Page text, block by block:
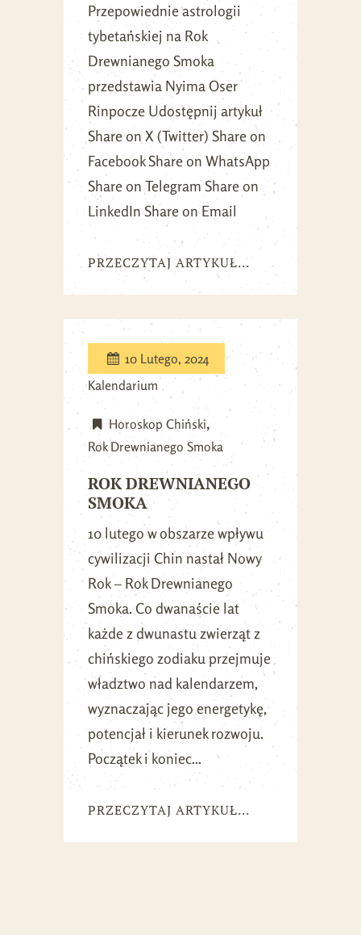
Przepowiednie astrologii
tybetańskiej na Rok
Drewnianego Smoka
przedstawia Nyima Oser
Rinpocze Udostępnij artykuł
Share on X (Twitter) Share on
Facebook Share on WhatsApp
Share on Telegram Share on
LinkedIn Share on Email
PRZECZYTAJ ARTYKUŁ...
10 Lutego, 2024
Kalendarium
Horoskop Chiński
Rok Drewnianego Smoka
ROK DREWNIANEGO
SMOKA
10 lutego w obszarze wpływu
cywilizacji Chin nastał Nowy
Rok – Rok Drewnianego
Smoka. Co dwanaście lat
każde z dwunastu zwierząt z
chińskiego zodiaku przejmuje
władztwo nad kalendarzem,
wyznaczając jego energetykę,
potencjał i kierunek rozwoju.
Początek i koniec...
PRZECZYTAJ ARTYKUŁ...